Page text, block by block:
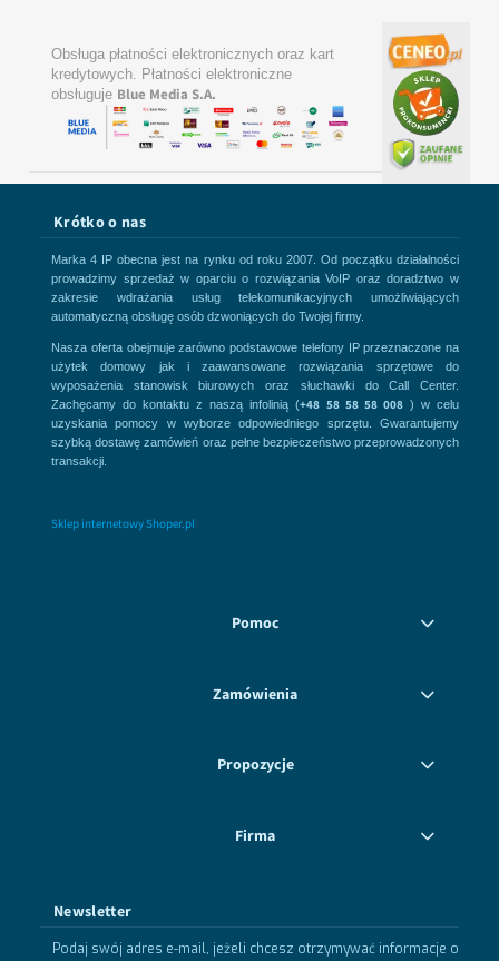
Obsługa płatności elektronicznych oraz kart
kredytowych. Płatności elektroniczne
obsługuje Blue Media S.A.
Krótko o nas
Marka 4 IP obecna jest na rynku od roku 2007. Od początku działalności
prowadzimy sprzedaż w oparciu o rozwiązania VoIP oraz doradztwo w
zakresie wdrażania usług telekomunikacyjnych umożliwiających
automatyczną obsługę osób dzwoniących do Twojej firmy.
Nasza oferta obejmuje zarówno podstawowe telefony IP przeznaczone na
użytek domowy jak i zaawansowane rozwiązania sprzętowe do
wyposażenia stanowisk biurowych oraz słuchawki do Call Center.
Zachęcamy do kontaktu z naszą infolinią (+48 58 58 58 008) w celu
uzyskania pomocy w wyborze odpowiedniego sprzętu. Gwarantujemy
szybką dostawę zamówień oraz pełne bezpieczeństwo przeprowadzonych
transakcji.
Sklep internetowy Shoper.pl
Pomoc
Zamówienia
Propozycje
Firma
Newsletter
Podaj swój adres e-mail, jeżeli chcesz otrzymywać informacje o